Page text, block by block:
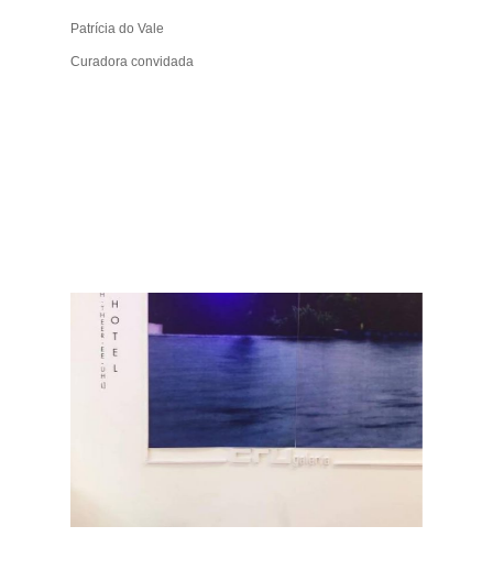
Patrícia do Vale
Curadora convidada